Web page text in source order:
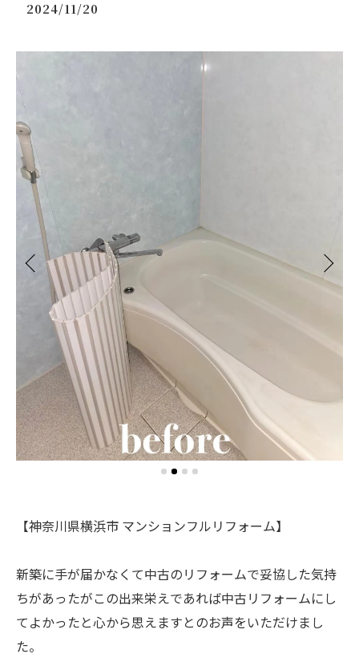
2024/11/20
【神奈川県横浜市 マンションフルリフォーム】
新築に手が届かなくて中古のリフォームで妥協した気持
ちがあったがこの出来栄えであれば中古リフォームにし
てよかったと心から思えますとのお声をいただけまし
た。